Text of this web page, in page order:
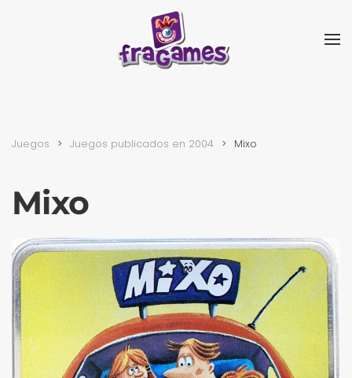
Skip to main content
Juegos Juegos publicados en 2004 Mixo
Mixo